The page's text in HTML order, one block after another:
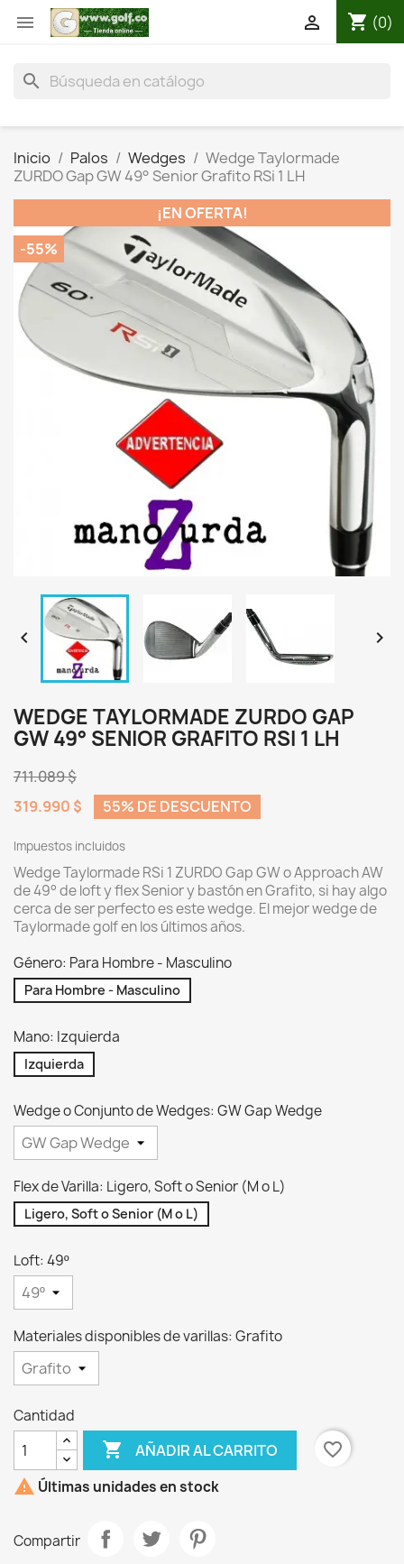
 shopping_cart (0)

search
Inicio Palos Wedges
Wedge Taylormade
ZURDO Gap GW 49° Senior Grafito RSi 1 LH
¡EN OFERTA!
-55%
 
WEDGE TAYLORMADE ZURDO GAP
GW 49° SENIOR GRAFITO RSI 1 LH
711.089 $
319.990 $
55% DE DESCUENTO
Impuestos incluidos
Wedge TaylormadeRSi 1 ZURDO Gap GW o Approach AW
de 49° de loft y flex Senior y bastón en Grafito, si hay algo
cerca de ser perfecto es este wedge. El mejor wedge de
Taylormade golf en los últimos años.
Género: Para Hombre - Masculino
Para Hombre - Masculino
Mano: Izquierda
Izquierda
Wedge o Conjunto de Wedges: GW Gap Wedge
Flex de Varilla: Ligero, Soft o Senior (M o L)
Ligero, Soft o Senior (M o L)
Loft: 49º
Materiales disponibles de varillas: Grafito
Cantidad
 AÑADIR AL CARRITO
favorite_border
 Últimas unidades en stock
Compartir